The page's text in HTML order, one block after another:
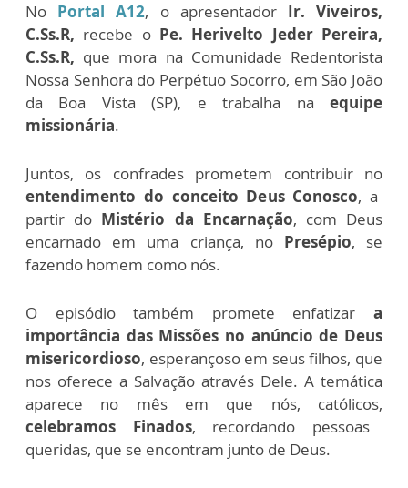
No Portal A12, o apresentador Ir. Viveiros,
C.Ss.R, recebe o Pe. Herivelto Jeder Pereira,
C.Ss.R, que mora na Comunidade Redentorista
Nossa Senhora do Perpétuo Socorro, em São João
da Boa Vista (SP), e trabalha na equipe
missionária.
Juntos, os confrades prometem contribuir no
entendimento do conceito Deus Conosco, a
partir do Mistério da Encarnação, com Deus
encarnado em uma criança, no Presépio, se
fazendo homem como nós.
O episódio também promete enfatizar a
importância das Missões no anúncio de Deus
misericordioso, esperançoso em seus filhos, que
nos oferece a Salvação através Dele. A temática
aparece no mês em que nós, católicos,
celebramos Finados, recordando pessoas
queridas, que se encontram junto de Deus.